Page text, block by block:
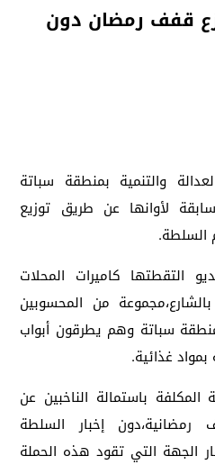
قفف رمضان دون
والتنمية بمنطقة سباتة
سابقة لأوانها عن طريق توزيع
السلطة.
التقطتها كاميرات المحلات
من المحسوبين
سباتة وهم يطرقون أبواب
غذائية.
باستمالة الناخبين عن
إخبار السلطة
الجهة التي تقود هذه الحملة